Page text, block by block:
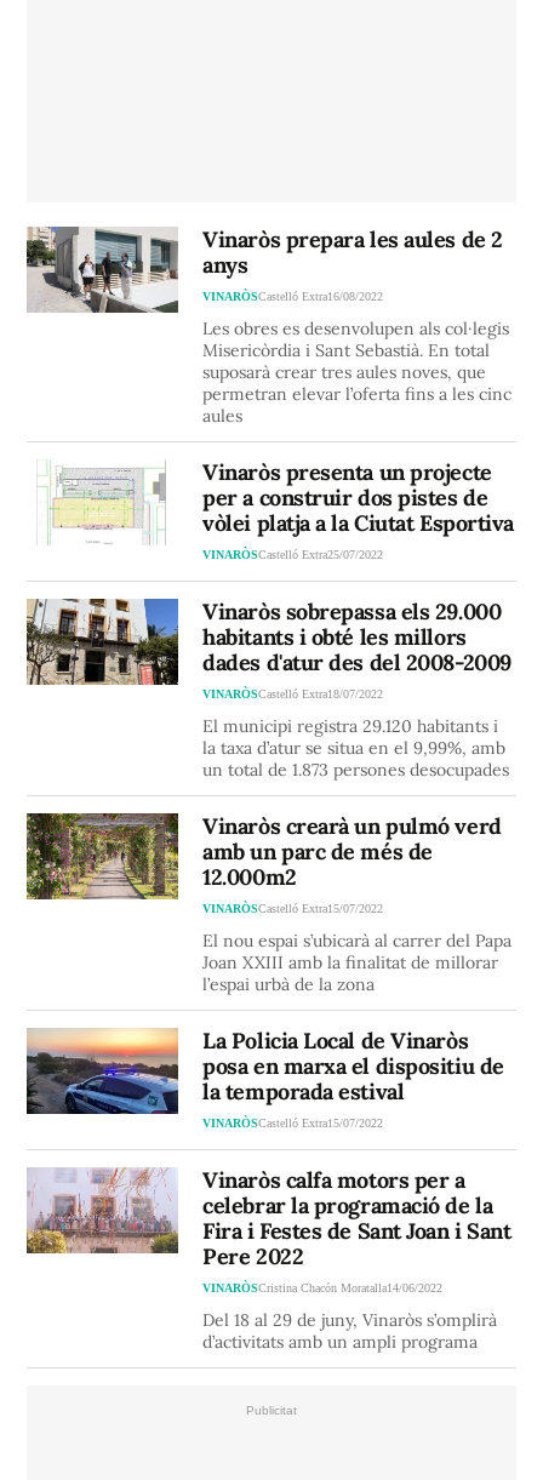
Vinaròs prepara les aules de 2
anys
VINARÒSCastelló Extra16/08/2022
Les obres es desenvolupen als col·legis
Misericòrdia i Sant Sebastià. En total
suposarà crear tres aules noves, que
permetran elevar l’oferta fins a les cinc
aules
Vinaròs presenta un projecte
per a construir dos pistes de
vòlei platja a la Ciutat Esportiva
VINARÒSCastelló Extra25/07/2022
Vinaròs sobrepassa els 29.000
habitants i obté les millors
dades d'atur des del 2008-2009
VINARÒSCastelló Extra18/07/2022
El municipi registra 29.120 habitants i
la taxa d’atur se situa en el 9,99%, amb
un total de 1.873 persones desocupades
Vinaròs crearà un pulmó verd
amb un parc de més de
12.000m2
VINARÒSCastelló Extra15/07/2022
El nou espai s’ubicarà al carrer del Papa
Joan XXIII amb la finalitat de millorar
l’espai urbà de la zona
La Policia Local de Vinaròs
posa en marxa el dispositiu de
la temporada estival
VINARÒSCastelló Extra15/07/2022
Vinaròs calfa motors per a
celebrar la programació de la
Fira i Festes de Sant Joan i Sant
Pere 2022
VINARÒSCristina Chacón Moratalla14/06/2022
Del 18 al 29 de juny, Vinaròs s’omplirà
d’activitats amb un ampli programa